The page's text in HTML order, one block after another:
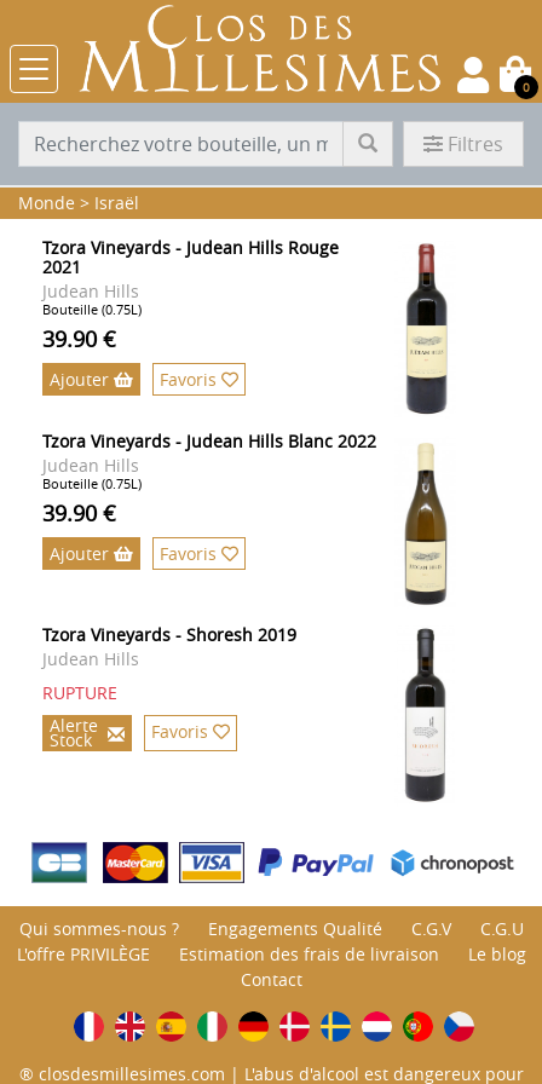
0
Filtres
Monde > Israël
Tzora Vineyards - Judean Hills Rouge
2021
Judean Hills
Bouteille (0.75L)
39.90 €
Ajouter Favoris
Tzora Vineyards - Judean Hills Blanc 2022
Judean Hills
Bouteille (0.75L)
39.90 €
Ajouter Favoris
Tzora Vineyards - Shoresh 2019
Judean Hills
RUPTURE
Alerte
Stock Favoris
Qui sommes-nous ? Engagements Qualité C.G.V
C.G.U
L'offre PRIVILÈGE
Estimation des frais de livraison
Le blog
Contact
® closdesmillesimes.com | L'abus d'alcool est dangereux pour